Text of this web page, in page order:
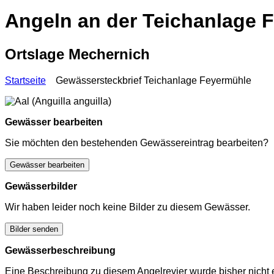
Angeln an der Teichanlage
Ortslage Mechernich
Startseite Gewässersteckbrief Teichanlage Feyermühle
Gewässer bearbeiten
Sie möchten den bestehenden Gewässereintrag bearbeiten?
Gewässer bearbeiten
Gewässerbilder
Wir haben leider noch keine Bilder zu diesem Gewässer.
Bilder senden
Gewässerbeschreibung
Eine Beschreibung zu diesem Angelrevier wurde bisher nicht